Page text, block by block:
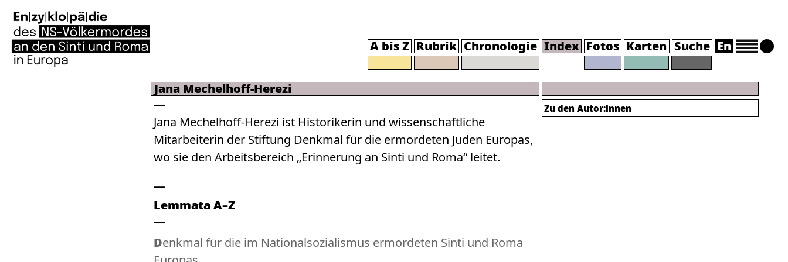
A bis Z Rubrik Chronologie Index Fotos Karten Suche En
Jana Mechelhoff-Herezi
Jana Mechelhoff-Herezi ist Historikerin und wissenschaftliche
Mitarbeiterin der Stiftung Denkmal für die ermordeten Juden Europas,
wo sie den Arbeitsbereich „Erinnerung an Sinti und Roma“ leitet.
Lemmata A–Z
Denkmal für die im Nationalsozialismus ermordeten Sinti und Roma
Zu den Autor:innen